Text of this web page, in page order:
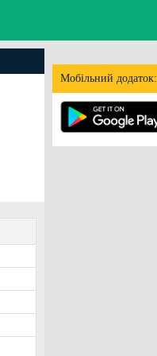
Мобільний додаток: